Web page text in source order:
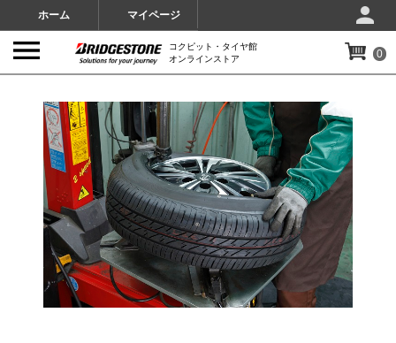
ホーム マイページ
コクピット・タイヤ館
オンラインストア
0